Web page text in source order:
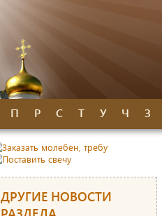
П Р С Т У Ч З
ДРУГИЕ НОВОСТИ